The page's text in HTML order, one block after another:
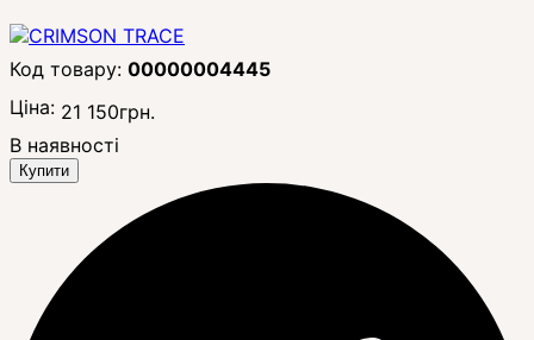
00000004445
Ціна: 21 150грн.
В наявності
Купити